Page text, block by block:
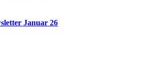
Januar 26